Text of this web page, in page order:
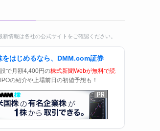
情報は各社の公式サイトをご確認ください。
をはじめるなら、DMM.com証券
で月額4,400円の株式新聞Webが無料で読
IPOの紹介や上場前日の初値予想も！